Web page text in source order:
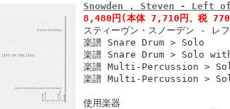
Snowden , Steven - Left
8,480円 (本体 7,710円、税
スティーヴン・スノーデン - レ
楽譜 Snare Drum > Solo
楽譜 Snare Drum > Solo
楽譜 Multi-Percussion >
楽譜 Multi-Percussion >
使用楽器